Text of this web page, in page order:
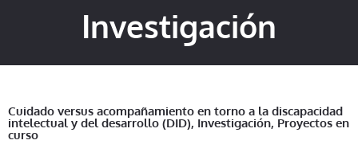
Investigación
Cuidado versus acompañamiento en torno a la discapacidad
intelectual y del desarrollo (DID), Investigación, Proyectos en
curso